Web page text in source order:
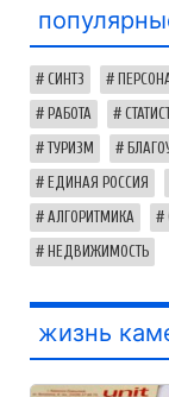
СИНТЗ
РАБОТА
ТУРИЗМ
ЕДИНАЯ РОССИЯ
АЛГОРИТМИКА
НЕДВИЖИМОСТЬ
жизнь